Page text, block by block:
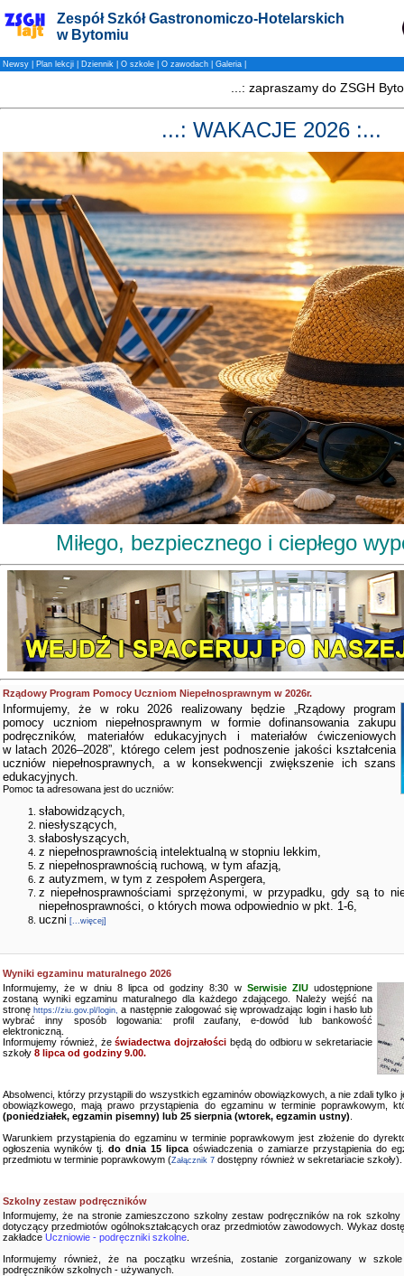
Zespół Szkół Gastronomiczo-Hotelarskich
w Bytomiu
Newsy Plan lekcji Dziennik O szkole O zawodach Galeria
...: WAKACJE 2026 :...
Miłego, bezpiecznego i ciepłego
Rządowy Program Pomocy Uczniom Niepełnosprawnym w 2026r.
Informujemy, że w roku 2026 realizowany będzie „Rządowy program
pomocy uczniom niepełnosprawnym w formie dofinansowania zakupu
podręczników, materiałów edukacyjnych i materiałów ćwiczeniowych
w latach 2026–2028”, którego celem jest podnoszenie jakości kształcenia
uczniów niepełnosprawnych, a w konsekwencji zwiększenie ich szans
edukacyjnych.
Pomoc ta adresowana jest do uczniów:
słabowidzących,
niesłyszących,
słabosłyszących,
z niepełnosprawnością intelektualną w stopniu lekkim,
z niepełnosprawnością ruchową, w tym afazją,
z autyzmem, w tym z zespołem Aspergera,
z niepełnosprawnościami sprzężonymi, w przypadku, gdy są to
niepełnosprawności, o których mowa odpowiednio w pkt. 1-6,
uczni [...więcej]
Wyniki egzaminu maturalnego 2026
Informujemy, że w dniu 8 lipca od godziny 8:30 w Serwisie ZIU udostępnione
zostaną wyniki egzaminu maturalnego dla każdego zdającego. Należy wejść na
stronęhttps://ziu.gov.pl/login, a następnie zalogować się wprowadzając login i hasło lub
wybrać inny sposób logowania: profil zaufany, e-dowód lub bankowość
elektroniczną.
Informujemy również, żeświadectwa dojrzałości będą do odbioru w sekretariacie
szkoły 8 lipca od godziny 9.00.
Absolwenci, którzy przystąpili do wszystkich egzaminów obowiązkowych, a nie zdali tylko
obowiązkowego, mają prawo przystąpienia do egzaminu w terminie poprawkowym,
(poniedziałek, egzamin pisemny) lub 25 sierpnia (wtorek, egzamin ustny)
Warunkiem przystąpienia do egzaminu w terminie poprawkowym jest złożenie do
ogłoszenia wyników tj.do dnia 15 lipca oświadczenia o zamiarze przystąpienia do
przedmiotu w terminie poprawkowym (Załącznik 7 dostępny również w sekretariacie szkoły).
Szkolny zestaw podręczników
Informujemy, że na stronie zamieszczono szkolny zestaw podręczników na rok szkolny
dotyczący przedmiotów ogólnokształcących oraz przedmiotów zawodowych. Wykaz
zakładce Uczniowie - podręczniki szkolne
Informujemy również, że na początku września, zostanie zorganizowany w
podręczników szkolnych - używanych.